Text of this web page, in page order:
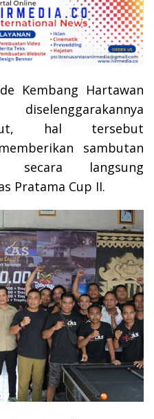
Kembang Hartawan
hal tersebut
sambutan
secara langsung
Pratama Cup II.